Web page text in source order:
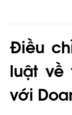
Điều
luật về
với